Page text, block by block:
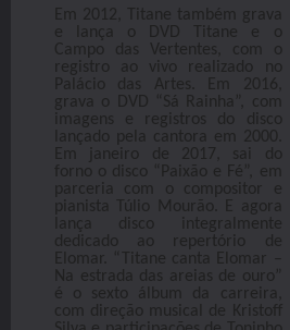
Em 2012, Titane também grava
e lança o DVD Titane e o
Campo das Vertentes, com o
registro ao vivo realizado no
Palácio das Artes. Em 2016,
grava o DVD “Sá Rainha”, com
imagens e registros do disco
lançado pela cantora em 2000.
Em janeiro de 2017, sai do
forno o disco “Paixão e Fé”, em
parceria com o compositor e
pianista Túlio Mourão. E agora
lança disco integralmente
dedicado ao repertório de
Elomar. “Titane canta Elomar –
Na estrada das areias de ouro”
é o sexto álbum da carreira,
com direção musical de Kristoff